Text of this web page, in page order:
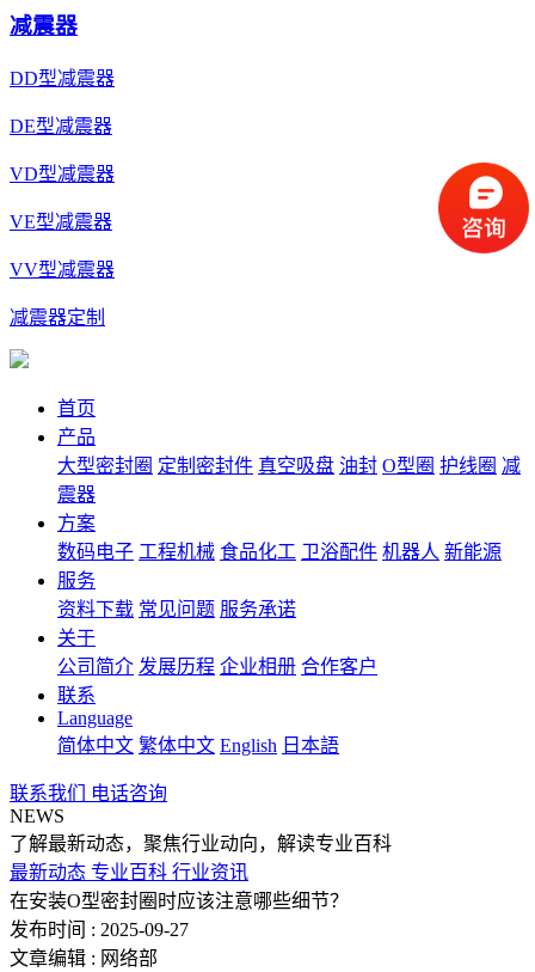
减震器
DD型减震器
DE型减震器
VD型减震器
VE型减震器
VV型减震器
减震器定制
首页
产品
大型密封圈 定制密封件 真空吸盘 油封 O型圈 护线圈 减
震器
方案
数码电子 工程机械 食品化工 卫浴配件 机器人 新能源
服务
资料下载 常见问题 服务承诺
关于
公司简介 发展历程 企业相册 合作客户
联系
Language
简体中文 繁体中文 English 日本語
联系我们
电话咨询
NEWS
了解最新动态，聚焦行业动向，解读专业百科
最新动态 专业百科 行业资讯
在安装O型密封圈时应该注意哪些细节？
发布时间 : 2025-09-27
文章编辑 : 网络部